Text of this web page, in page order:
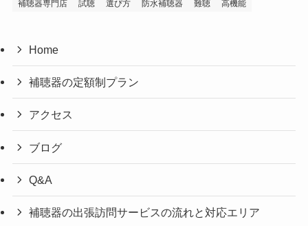
補聴器専門店
試聴 選び方 防水補聴器 難聴 高機能
Home
補聴器の定額制プラン
アクセス
ブログ
Q&A
補聴器の出張訪問サービスの流れと対応エリア